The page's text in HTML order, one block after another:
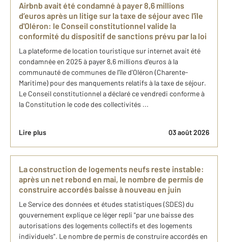
Airbnb avait été condamné à payer 8,6 millions
d’euros après un litige sur la taxe de séjour avec l'île
d'Oléron: le Conseil constitutionnel valide la
conformité du dispositif de sanctions prévu par la loi
La plateforme de location touristique sur internet avait été
condamnée en 2025 à payer 8,6 millions d'euros à la
communauté de communes de l'île d'Oléron (Charente-
Maritime) pour des manquements relatifs à la taxe de séjour.
Le Conseil constitutionnel a déclaré ce vendredi conforme à
la Constitution le code des collectivités ...
Lire plus 03 août 2026
La construction de logements neufs reste instable:
après un net rebond en mai, le nombre de permis de
construire accordés baisse à nouveau en juin
Le Service des données et études statistiques (SDES) du
gouvernement explique ce léger repli "par une baisse des
autorisations des logements collectifs et des logements
individuels". Le nombre de permis de construire accordés en